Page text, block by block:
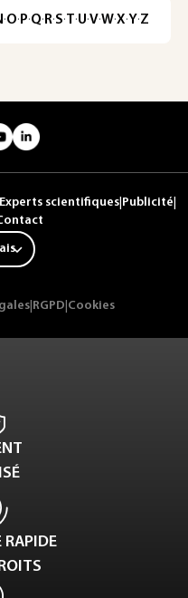
·O· P·Q· R·S·T·U·V·W·X·Y·Z
Experts scientifiques Publicité
RGPD Cookies
RAPIDE